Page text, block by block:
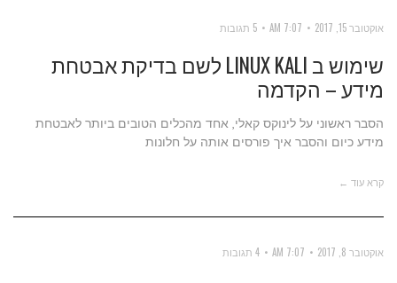
אוקטובר 15, 2017 7:07 AM 5 תגובות
שימוש ב LINUX KALI לשם בדיקת אבטחת
מידע – הקדמה
הסבר ראשוני על לינוקס קאלי, אחד מהכלים הטובים ביותר לאבטחת
מידע כיום והסבר איך פורסים אותה על חלונות
קרא עוד ←
אוקטובר 8, 2017 7:07 AM 4 תגובות